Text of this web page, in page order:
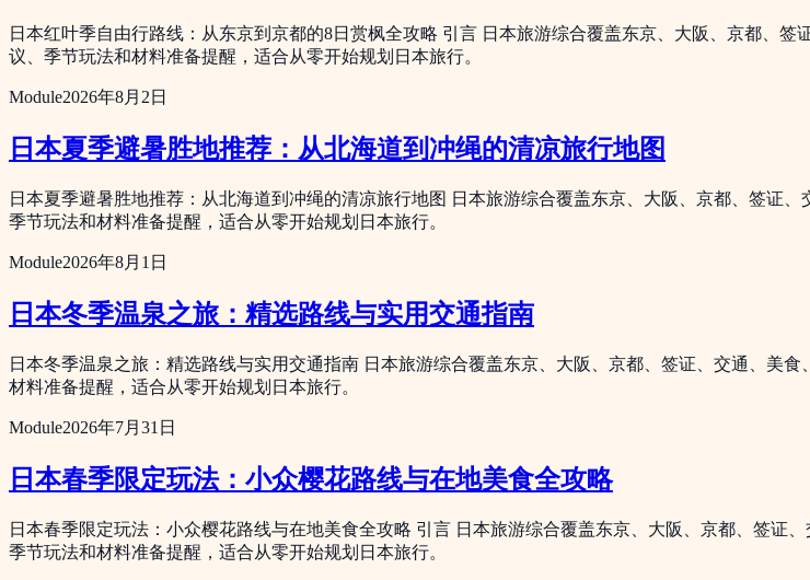
日本红叶季自由行路线：从东京到京都的8日赏枫全攻略 引言 日本旅游综合覆盖东京、大阪、京都、
议、季节玩法和材料准备提醒，适合从零开始规划日本旅行。
Module2026年8月2日
日本夏季避暑胜地推荐：从北海道到冲绳的清凉旅行地图
日本夏季避暑胜地推荐：从北海道到冲绳的清凉旅行地图 日本旅游综合覆盖东京、大阪、京都、签证
季节玩法和材料准备提醒，适合从零开始规划日本旅行。
Module2026年8月1日
日本冬季温泉之旅：精选路线与实用交通指南
日本冬季温泉之旅：精选路线与实用交通指南 日本旅游综合覆盖东京、大阪、京都、签证、交通、美
材料准备提醒，适合从零开始规划日本旅行。
Module2026年7月31日
日本春季限定玩法：小众樱花路线与在地美食全攻略
日本春季限定玩法：小众樱花路线与在地美食全攻略 引言 日本旅游综合覆盖东京、大阪、京都、签证
季节玩法和材料准备提醒，适合从零开始规划日本旅行。